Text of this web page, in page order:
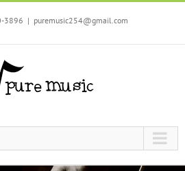
3896 | puremusic254@gmail.com